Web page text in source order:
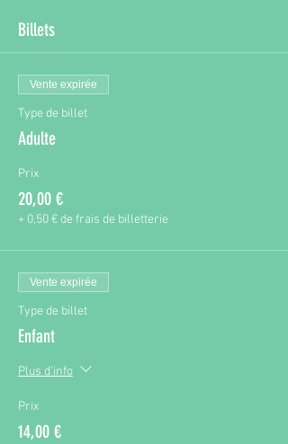
Billets
Vente expirée
Type de billet
Adulte
Prix
20,00 €
+ 0,50 € de frais de billetterie
Vente expirée
Type de billet
Enfant
Plus d'info
Prix
14,00 €